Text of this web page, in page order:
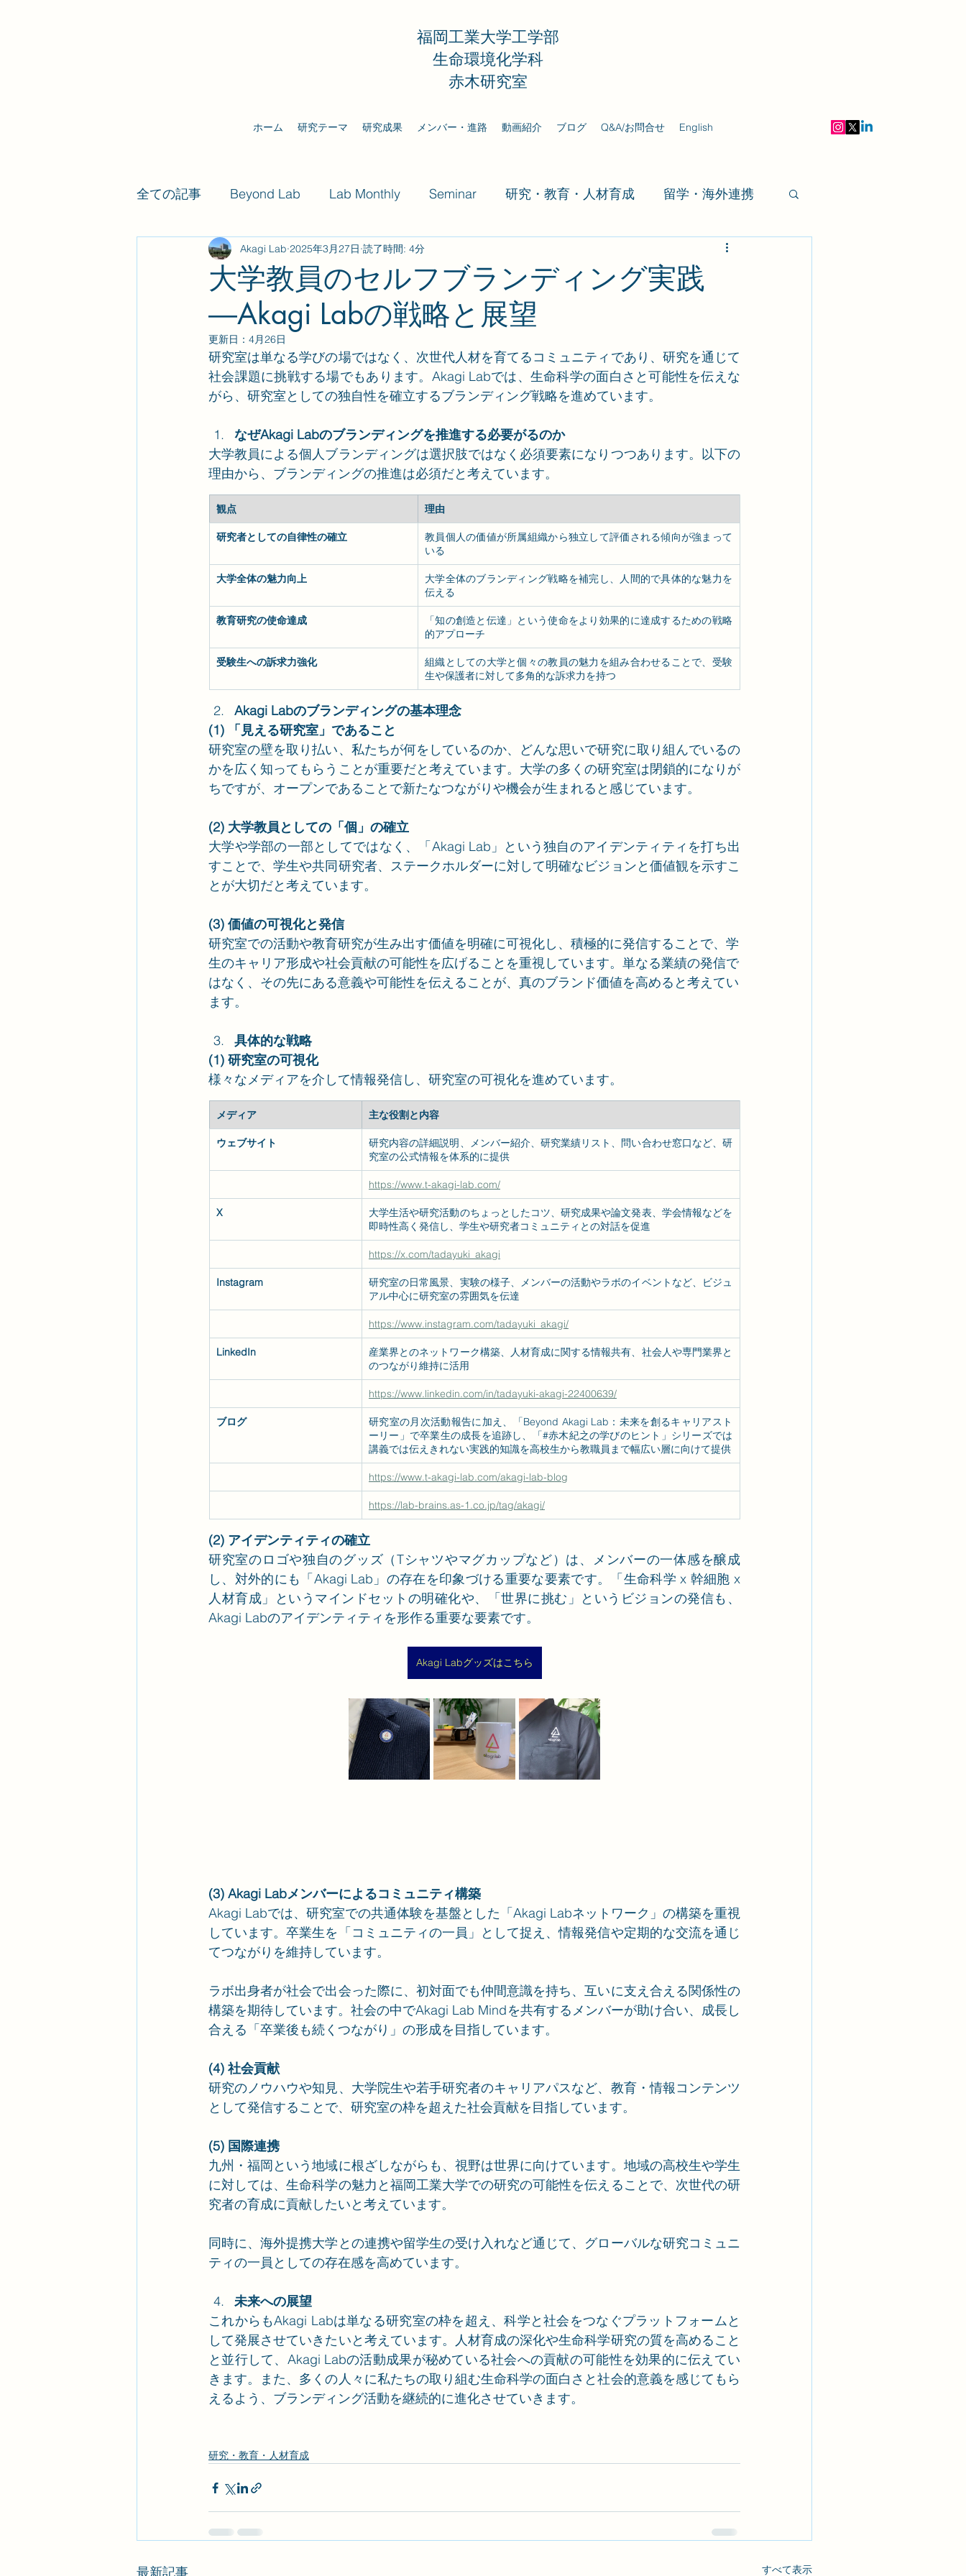
福岡工業大学工学部
生命環境化学科
赤木研究室
ホーム 研究テーマ 研究成果 メンバー・進路 動画紹介 ブログ Q&A/お問合せ English
全ての記事 Beyond Lab Lab Monthly Seminar 研究・教育・人材育成 留学・海外連携
Future Self Lab
大学教員のセルフブランディング実践
―Akagi Labの戦略と展望
Akagi Lab 2025年3月27日 読了時間: 4分
更新日： 4月26日
研究室は単なる学びの場ではなく、次世代人材を育てるコミュニティであり、研究を通じて
社会課題に挑戦する場でもあります。Akagi Labでは、生命科学の面白さと可能性を伝えな
がら、研究室としての独自性を確立するブランディング戦略を進めています。
なぜAkagi Labのブランディングを推進する必要がるのか
大学教員による個人ブランディングは選択肢ではなく必須要素になりつつあります。以下の
理由から、ブランディングの推進は必須だと考えています。
観点 理由
研究者としての自律性の確立
教員個人の価値が所属組織から独立して評価される傾向が強まって
いる
大学全体の魅力向上
大学全体のブランディング戦略を補完し、人間的で具体的な魅力を
伝える
教育研究の使命達成
「知の創造と伝達」という使命をより効果的に達成するための戦略
的アプローチ
受験生への訴求力強化
組織としての大学と個々の教員の魅力を組み合わせることで、受験
生や保護者に対して多角的な訴求力を持つ
Akagi Labのブランディングの基本理念
(1) 「見える研究室」であること
研究室の壁を取り払い、私たちが何をしているのか、どんな思いで研究に取り組んでいるの
かを広く知ってもらうことが重要だと考えています。大学の多くの研究室は閉鎖的になりが
ちですが、オープンであることで新たなつながりや機会が生まれると感じています。
(2) 大学教員としての「個」の確立
大学や学部の一部としてではなく、「Akagi Lab」という独自のアイデンティティを打ち出
すことで、学生や共同研究者、ステークホルダーに対して明確なビジョンと価値観を示すこ
とが大切だと考えています。
(3) 価値の可視化と発信
研究室での活動や教育研究が生み出す価値を明確に可視化し、積極的に発信することで、学
生のキャリア形成や社会貢献の可能性を広げることを重視しています。単なる業績の発信で
はなく、その先にある意義や可能性を伝えることが、真のブランド価値を高めると考えてい
ます。
具体的な戦略
(1) 研究室の可視化
様々なメディアを介して情報発信し、研究室の可視化を進めています。
メディア 主な役割と内容
ウェブサイト
研究内容の詳細説明、メンバー紹介、研究業績リスト、問い合わせ窓口など、研
究室の公式情報を体系的に提供
https://www.t-akagi-lab.com/
X
大学生活や研究活動のちょっとしたコツ、研究成果や論文発表、学会情報などを
即時性高く発信し、学生や研究者コミュニティとの対話を促進
https://x.com/tadayuki_akagi
Instagram
研究室の日常風景、実験の様子、メンバーの活動やラボのイベントなど、ビジュ
アル中心に研究室の雰囲気を伝達
https://www.instagram.com/tadayuki_akagi/
LinkedIn
産業界とのネットワーク構築、人材育成に関する情報共有、社会人や専門業界と
のつながり維持に活用
https://www.linkedin.com/in/tadayuki-akagi-22400639/
ブログ
研究室の月次活動報告に加え、「Beyond Akagi Lab：未来を創るキャリアスト
ーリー」で卒業生の成長を追跡し、「#赤木紀之の学びのヒント」シリーズでは
講義では伝えきれない実践的知識を高校生から教職員まで幅広い層に向けて提供
https://www.t-akagi-lab.com/akagi-lab-blog
https://lab-brains.as-1.co.jp/tag/akagi/
(2) アイデンティティの確立
研究室のロゴや独自のグッズ（Tシャツやマグカップなど）は、メンバーの一体感を醸成
し、対外的にも「Akagi Lab」の存在を印象づける重要な要素です。「生命科学 x 幹細胞 x
人材育成」というマインドセットの明確化や、「世界に挑む」というビジョンの発信も、
Akagi Labのアイデンティティを形作る重要な要素です。
Akagi Labグッズはこちら
(3) Akagi Labメンバーによるコミュニティ構築
Akagi Labでは、研究室での共通体験を基盤とした「Akagi Labネットワーク」の構築を重視
しています。卒業生を「コミュニティの一員」として捉え、情報発信や定期的な交流を通じ
てつながりを維持しています。
ラボ出身者が社会で出会った際に、初対面でも仲間意識を持ち、互いに支え合える関係性の
構築を期待しています。社会の中でAkagi Lab Mindを共有するメンバーが助け合い、成長し
合える「卒業後も続くつながり」の形成を目指しています。
(4) 社会貢献
研究のノウハウや知見、大学院生や若手研究者のキャリアパスなど、教育・情報コンテンツ
として発信することで、研究室の枠を超えた社会貢献を目指しています。
(5) 国際連携
九州・福岡という地域に根ざしながらも、視野は世界に向けています。地域の高校生や学生
に対しては、生命科学の魅力と福岡工業大学での研究の可能性を伝えることで、次世代の研
究者の育成に貢献したいと考えています。
同時に、海外提携大学との連携や留学生の受け入れなど通じて、グローバルな研究コミュニ
ティの一員としての存在感を高めています。
未来への展望
これからもAkagi Labは単なる研究室の枠を超え、科学と社会をつなぐプラットフォームと
して発展させていきたいと考えています。人材育成の深化や生命科学研究の質を高めること
と並行して、Akagi Labの活動成果が秘めている社会への貢献の可能性を効果的に伝えてい
きます。また、多くの人々に私たちの取り組む生命科学の面白さと社会的意義を感じてもら
えるよう、ブランディング活動を継続的に進化させていきます。
研究・教育・人材育成
最新記事 すべて表示